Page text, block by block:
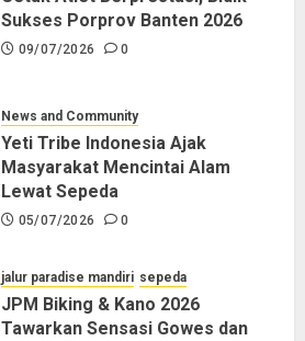
Sukses Porprov Banten 2026
09/07/2026 0
News and Community
Yeti Tribe Indonesia Ajak
Masyarakat Mencintai Alam
Lewat Sepeda
05/07/2026 0
jalur paradise mandiri sepeda
JPM Biking & Kano 2026
Tawarkan Sensasi Gowes dan